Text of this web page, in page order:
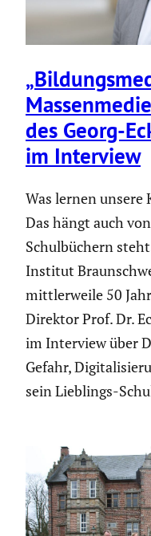
des Georg-
im Interview
Was lernen unsere
Das hängt auch
Schulbüchern
Institut
mittlerweile 50
Direktor Prof. Dr.
im Interview über
Gefahr,
sein Lieblings-